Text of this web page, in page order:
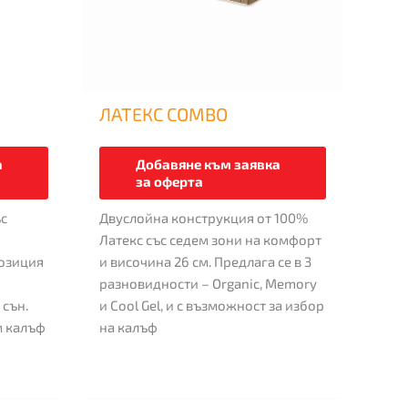
калъф
ЛАТЕКС COMBO
Добавяне към заявка
за оферта
Двуслойна конструкция от 100%
Латекс със седем зони на комфорт
и височина 26 см. Предлага се в 3
разновидности – Organic, Memory
и Cool Gel, и с възможност за избор
на калъф